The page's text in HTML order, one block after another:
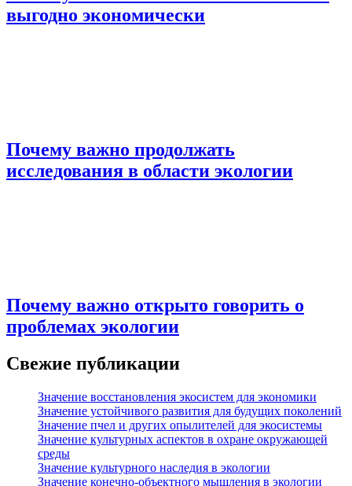
выгодно экономически
Почему важно продолжать
исследования в области экологии
Почему важно открыто говорить о
проблемах экологии
Свежие публикации
Значение восстановления экосистем для экономики
Значение устойчивого развития для будущих поколений
Значение пчел и других опылителей для экосистемы
Значение культурных аспектов в охране окружающей
среды
Значение культурного наследия в экологии
Значение конечно-объектного мышления в экологии